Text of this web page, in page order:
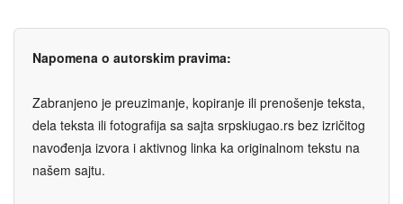
Napomena o autorskim pravima:
Zabranjeno je preuzimanje, kopiranje ili prenošenje teksta,
dela teksta ili fotografija sa sajta srpskiugao.rs bez izričitog
navođenja izvora i aktivnog linka ka originalnom tekstu na
našem sajtu.